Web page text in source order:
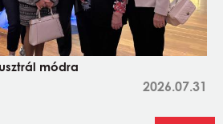
módra
2026.07.31